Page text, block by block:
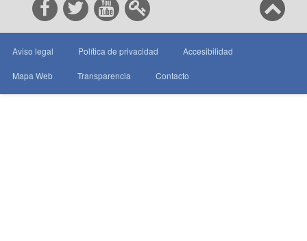
Aviso legal Política de privacidad Accesibilidad
Mapa Web Transparencia Contacto